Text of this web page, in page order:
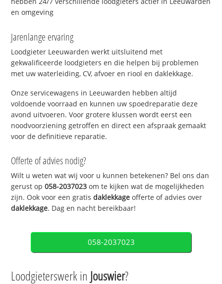
en omgeving
Jarenlange ervaring
Loodgieter Leeuwarden werkt uitsluitend met
gekwalificeerde loodgieters en die helpen bij problemen
met uw waterleiding, CV, afvoer en riool en daklekkage.
Onze servicewagens in Leeuwarden hebben altijd
voldoende voorraad en kunnen uw spoedreparatie deze
avond uitvoeren. Voor grotere klussen wordt eerst een
noodvoorziening getroffen en direct een afspraak gemaakt
voor de definitieve reparatie.
Offerte of advies nodig?
Wilt u weten wat wij voor u kunnen betekenen? Bel ons dan
gerust op058-2037023 om te kijken wat de mogelijkheden
zijn. Ook voor een gratisdaklekkage offerte of advies over
daklekkage. Dag en nacht bereikbaar!
058-2037023
Loodgieterswerk in Jouswier?